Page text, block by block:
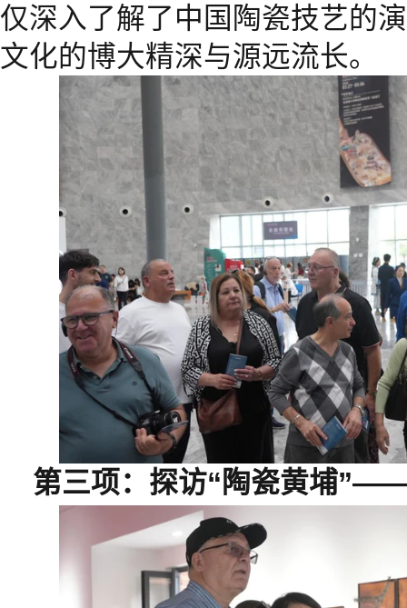
仅深入了解了中国陶瓷技艺的
文化的博大精深与源远流长。
第三项：探访“陶瓷黄埔”